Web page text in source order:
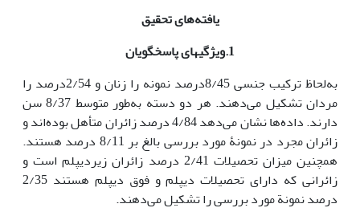
یافته‌های تحقیق
1.ویژگی­های پاسخگویان
به‌لحاظ ترکیب جنسی 8/45درصد نمونه را زنان و 2/54درصد را
مردان تشکیل می‌دهند. هر دو دسته به‌طور متوسط 8/37 سن
دارند. داده‌ها نشان می‌دهد 4/84 درصد زائران متأهل بوده‌اند و
زائران مجرد در نمونۀ مورد بررسی بالغ بر 8/11 درصد هستند.
همچنین میزان تحصیلات 2/41 درصد زائران زیردیپلم است و
زائرانی که دارای تحصیلات دیپلم و فوق دیپلم هستند 2/35
درصد نمونة مورد بررسی را تشکیل می‌دهند.